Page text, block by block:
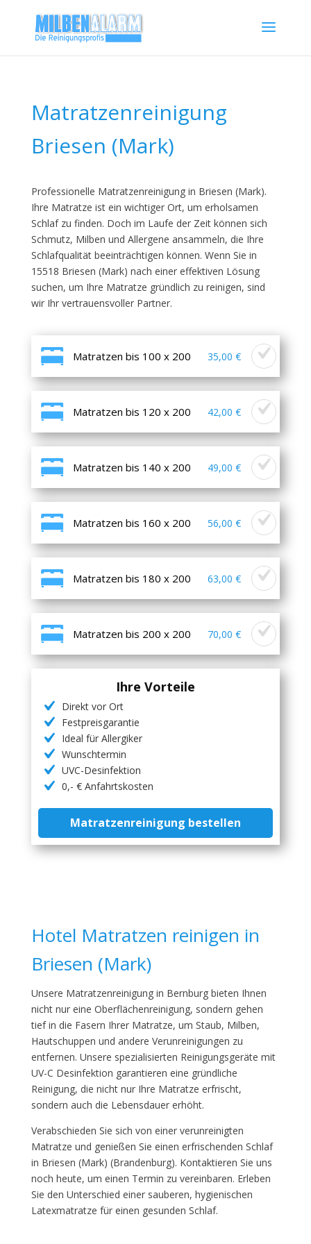
Matratzenreinigung
Briesen (Mark)
Professionelle Matratzenreinigung in Briesen (Mark).
Ihre Matratze ist ein wichtiger Ort, um erholsamen
Schlaf zu finden. Doch im Laufe der Zeit können sich
Schmutz, Milben und Allergene ansammeln, die Ihre
Schlafqualität beeinträchtigen können. Wenn Sie in
15518 Briesen (Mark) nach einer effektiven Lösung
suchen, um Ihre Matratze gründlich zu reinigen, sind
wir Ihr vertrauensvoller Partner.
Matratzen bis 100 x 200 35,00 €
Matratzen bis 120 x 200 42,00 €
Matratzen bis 140 x 200 49,00 €
Matratzen bis 160 x 200 56,00 €
Matratzen bis 180 x 200 63,00 €
Matratzen bis 200 x 200 70,00 €
Ihre Vorteile
Direkt vor Ort
Festpreisgarantie
Ideal für Allergiker
Wunschtermin
UVC-Desinfektion
0,- € Anfahrtskosten
Matratzenreinigung bestellen
Hotel Matratzen reinigen in
Briesen (Mark)
Unsere Matratzenreinigung in Bernburg bieten Ihnen
nicht nur eine Oberflächenreinigung, sondern gehen
tief in die Fasern Ihrer Matratze, um Staub, Milben,
Hautschuppen und andere Verunreinigungen zu
entfernen. Unsere spezialisierten Reinigungsgeräte mit
UV-C Desinfektion garantieren eine gründliche
Reinigung, die nicht nur Ihre Matratze erfrischt,
sondern auch die Lebensdauer erhöht.
Verabschieden Sie sich von einer verunreinigten
Matratze und genießen Sie einen erfrischenden Schlaf
in Briesen (Mark) (Brandenburg). Kontaktieren Sie uns
noch heute, um einen Termin zu vereinbaren. Erleben
Sie den Unterschied einer sauberen, hygienischen
Latexmatratze für einen gesunden Schlaf.